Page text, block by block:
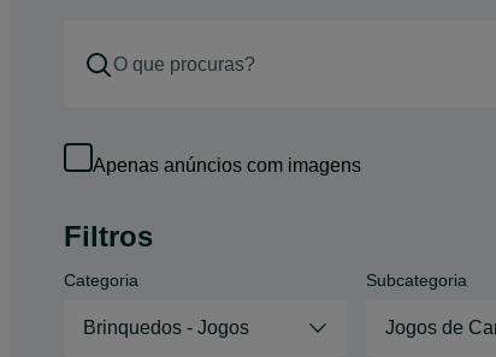
Apenas anúncios com imagens
Filtros
Categoria
Brinquedos - Jogos
Subcategoria
Jogos de